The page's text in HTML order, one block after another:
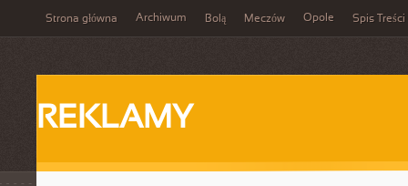
Strona główna Archiwum Bolą Meczów Opole Spis Treści
REKLAMY